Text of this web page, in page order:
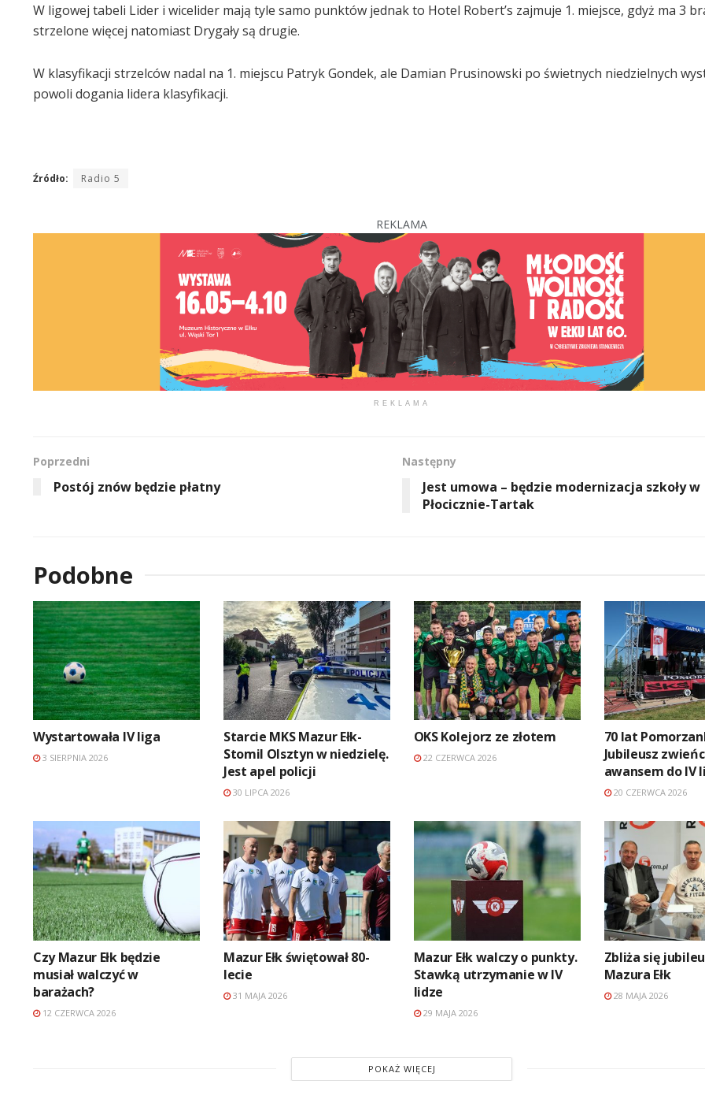
W ligowej tabeli Lider i wicelider mają tyle samo punktów jednak to Hotel Robert’s zajmuje 1. miejsce, gdyż ma 3
strzelone więcej natomiast Drygały są drugie.
W klasyfikacji strzelców nadal na 1. miejscu Patryk Gondek, ale Damian Prusinowski po świetnych niedzielnych
powoli dogania lidera klasyfikacji.
Źródło: Radio 5
REKLAMA
REKLAMA
Poprzedni
Postój znów będzie płatny
Następny
Jest umowa – będzie modernizacja szkoły w
Płocicznie-Tartak
Podobne
Wystartowała IV liga
3 SIERPNIA 2026
Starcie MKS Mazur Ełk-
Stomil Olsztyn w niedzielę.
Jest apel policji
30 LIPCA 2026
OKS Kolejorz ze złotem
22 CZERWCA 2026
70 lat
Jubileusz
awansem do IV
20 CZERWCA 2026
Czy Mazur Ełk będzie
musiał walczyć w
barażach?
12 CZERWCA 2026
Mazur Ełk świętował 80-
lecie
31 MAJA 2026
Mazur Ełk walczy o punkty.
Stawką utrzymanie w IV
lidze
29 MAJA 2026
Zbliża się
Mazura Ełk
28 MAJA 2026
POKAŻ WIĘCEJ